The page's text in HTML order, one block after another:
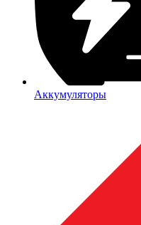
Аккумуляторы